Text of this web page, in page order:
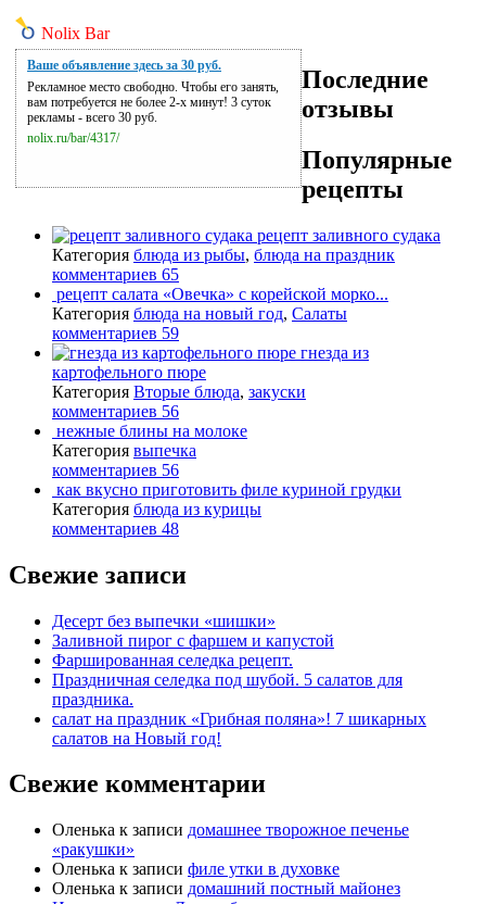
Nolix Bar
Ваше объявление здесь за 30 руб.
Рекламное место свободно. Чтобы его занять,
вам потребуется не более 2-х минут! 3 суток
рекламы - всего 30 руб.
nolix.ru/bar/4317/
Последние
отзывы
Популярные
рецепты
рецепт заливного судака
Категория блюда из рыбы, блюда на праздник
комментариев 65
рецепт салата «Овечка» с корейской морко...
Категория блюда на новый год, Салаты
комментариев 59
гнезда из
картофельного пюре
Категория Вторые блюда, закуски
комментариев 56
нежные блины на молоке
Категория выпечка
комментариев 56
как вкусно приготовить филе куриной грудки
Категория блюда из курицы
комментариев 48
Свежие записи
Десерт без выпечки «шишки»
Заливной пирог с фаршем и капустой
Фаршированная селедка рецепт.
Праздничная селедка под шубой. 5 салатов для
праздника.
салат на праздник «Грибная поляна»! 7 шикарных
салатов на Новый год!
Свежие комментарии
Оленька к записи домашнее творожное печенье
«ракушки»
Оленька к записи филе утки в духовке
Оленька к записи домашний постный майонез